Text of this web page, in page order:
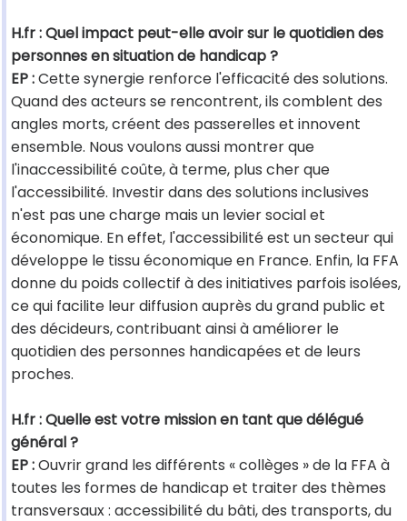
H.fr : Quel impact peut-elle avoir sur le quotidien des
personnes en situation de handicap ?
EP :Cette synergie renforce l'efficacité des solutions.
Quand des acteurs se rencontrent, ils comblent des
angles morts, créent des passerelles et innovent
ensemble. Nous voulons aussi montrer que
l'inaccessibilité coûte, à terme, plus cher que
l'accessibilité. Investir dans des solutions inclusives
n'est pas une charge mais un levier social et
économique. En effet, l'accessibilité est un secteur qui
développe le tissu économique en France. Enfin, la FFA
donne du poids collectif à des initiatives parfois isolées,
ce qui facilite leur diffusion auprès du grand public et
des décideurs, contribuant ainsi à améliorer le
quotidien des personnes handicapées et de leurs
proches.
H.fr : Quelle est votre mission en tant que délégué
général ?
EP :Ouvrir grand les différents « collèges » de la FFA à
toutes les formes de handicap et traiter des thèmes
transversaux : accessibilité du bâti, des transports, du